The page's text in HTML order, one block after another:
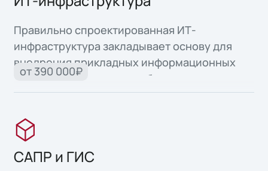
Правильно спроектированная ИТ-
инфраструктура закладывает основу для
внедрения прикладных информационных
систем и автоматизации бизнес-процессов.
от 390 000₽
САПР и ГИС